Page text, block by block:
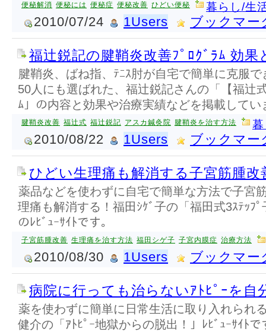
便秘解消 便秘には 便秘症 便秘改善 ひどい便秘 暮らし/生
2010/07/24 1Users ブックマー
福辻鋭記の腱鞘炎改善ﾌﾟﾛｸﾞﾗﾑ 効果
腱鞘炎、ばね指、ﾃﾆｽ肘が自宅で簡単に克服
50人にも選ばれた、福辻鋭記さんの「【福辻
ﾑ」の内容と効果や治療実績などを掲載してい
腱鞘炎改善 福辻式 福辻鋭記 アスカ鍼灸院 腱鞘炎を治す方法
2010/08/22 1Users ブックマー
ひどい生理痛も解消する子宮筋腫改
薬品などを使わずに自宅で簡単な方法で子宮
理痛も解消する！福田ｼｹﾞ子の「福田式3ｽﾃｯﾌ
のﾚﾋﾞｭｰｻｲﾄです。
子宮筋腫改善 生理痛を治す方法 福田シゲ子 子宮内膜症 治療方法
2010/08/30 1Users ブックマー
病院に行っても治らないｱﾄﾋﾟｰを自
薬を使わずに簡単に日常生活に取り入れられ
健介の「ｱﾄﾋﾟｰ地獄からの脱出！」ﾚﾋﾞｭｰｻｲﾄで